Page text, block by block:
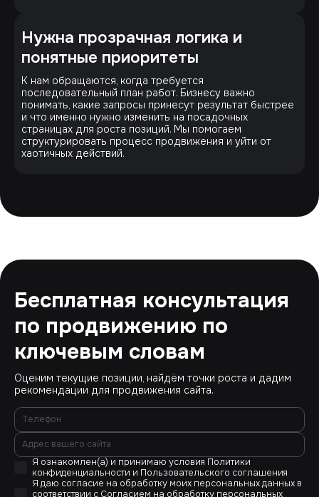
Нужна прозрачная логика и
понятные приоритеты
К нам обращаются, когда требуется
последовательный план работ. Бизнесу важно
понимать, какие запросы принесут результат быстрее
и что именно нужно изменить на посадочных
страницах для роста позиций. Мы помогаем
структурировать процесс продвижения и уйти от
хаотичных действий.
Бесплатная консультация
по продвижению по
ключевым словам
Оценим текущие позиции, найдём точки роста и дадим
рекомендации для продвижения сайта.
Я ознакомлен(а) и принимаю условия Политики
конфиденциальности и Пользовательского соглашения
Я даю согласие на обработку моих персональных данных в
соответствии с Согласием на обработку персональных